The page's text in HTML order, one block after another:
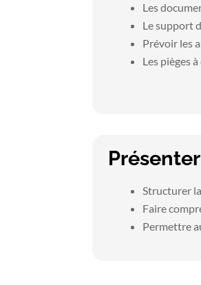
Les
Le support
Prévoir les
Les pièges
Structurer
Faire
Permettre